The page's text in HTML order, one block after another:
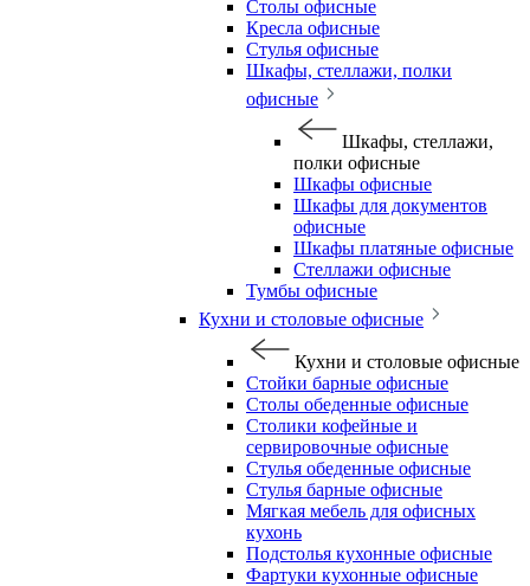
Столы офисные
Кресла офисные
Стулья офисные
Шкафы, стеллажи, полки
офисные
Шкафы, стеллажи,
полки офисные
Шкафы офисные
Шкафы для документов
офисные
Шкафы платяные офисные
Стеллажи офисные
Тумбы офисные
Кухни и столовые офисные
Кухни и столовые офисные
Стойки барные офисные
Столы обеденные офисные
Столики кофейные и
сервировочные офисные
Стулья обеденные офисные
Стулья барные офисные
Мягкая мебель для офисных
кухонь
Подстолья кухонные офисные
Фартуки кухонные офисные